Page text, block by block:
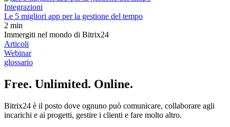
Integrazioni
Le 5 migliori app per la gestione del tempo
2 min
Immergiti nel mondo di Bitrix24
Articoli
Webinar
glossario
Free. Unlimited. Online.
Bitrix24 è il posto dove ognuno può comunicare, collaborare agli
incarichi e ai progetti, gestire i clienti e fare molto altro.